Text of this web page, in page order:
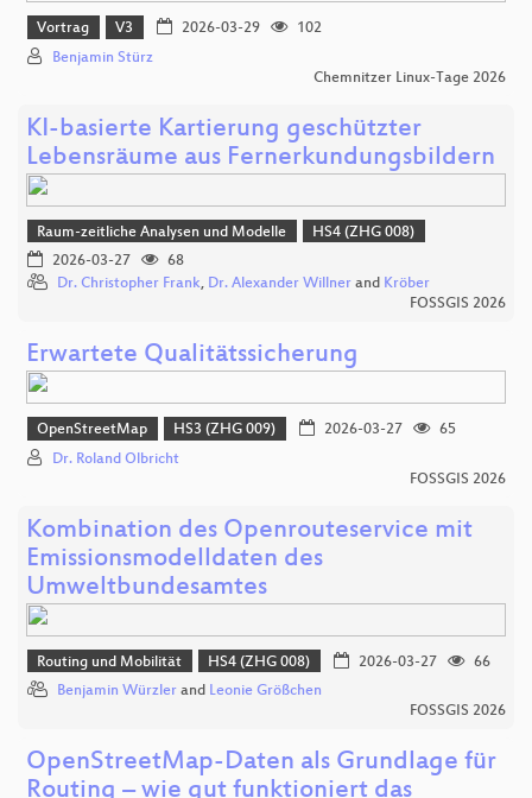
Vortrag V3 2026-03-29
102
Benjamin Stürz
Chemnitzer Linux-Tage 2026
KI-basierte Kartierung geschützter
Lebensräume aus Fernerkundungsbildern
Raum-zeitliche Analysen und Modelle
HS4 (ZHG 008)
2026-03-27
68
Dr. Christopher Frank, Dr. Alexander Willner and Kröber
FOSSGIS 2026
Erwartete Qualitätssicherung
OpenStreetMap HS3 (ZHG 009) 2026-03-27
65
Dr. Roland Olbricht
FOSSGIS 2026
Kombination des Openrouteservice mit
Emissionsmodelldaten des
Umweltbundesamtes
Routing und Mobilität HS4 (ZHG 008) 2026-03-27
66
Benjamin Würzler and Leonie Größchen
FOSSGIS 2026
OpenStreetMap-Daten als Grundlage für
Routing – wie gut funktioniert das